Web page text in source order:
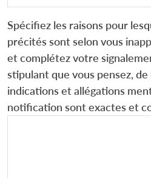
Spécifiez les raisons pour
précités sont selon vous
et complétez votre
stipulant que vous pensez,
indications et allégations
notification sont exactes et